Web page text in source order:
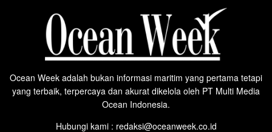
Ocean Week adalah bukan informasi maritim yang pertama tetapi
yang terbaik, terpercaya dan akurat dikelola oleh PT Multi Media
Ocean Indonesia.
Hubungi kami : redaksi@oceanweek.co.id